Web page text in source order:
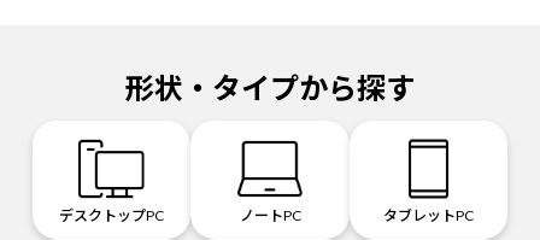
形状・タイプから探す
デスクトップPC ノートPC タブレットPC